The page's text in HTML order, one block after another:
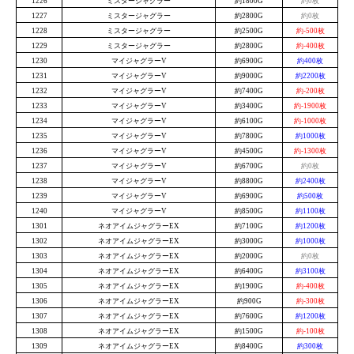
1227
ミスタージャグラー 約2800G
約0枚
1228
ミスタージャグラー 約2500G
約-500枚
1229
ミスタージャグラー 約2800G
約-400枚
1230
マイジャグラーV 約6900G
約400枚
1231
マイジャグラーV 約9000G
約2200枚
1232
マイジャグラーV 約7400G
約-200枚
1233
マイジャグラーV 約3400G
約-1900枚
1234
マイジャグラーV 約6100G
約-1000枚
1235
マイジャグラーV 約7800G
約1000枚
1236
マイジャグラーV 約4500G
約-1300枚
1237
マイジャグラーV 約6700G
約0枚
1238
マイジャグラーV 約8800G
約2400枚
1239
マイジャグラーV 約6900G
約500枚
1240
マイジャグラーV 約8500G
約1100枚
1301
ネオアイムジャグラーEX 約7100G
約1200枚
1302
ネオアイムジャグラーEX 約3000G
約1000枚
1303
ネオアイムジャグラーEX 約2000G
約0枚
1304
ネオアイムジャグラーEX 約6400G
約3100枚
1305
ネオアイムジャグラーEX 約1900G
約-400枚
1306
ネオアイムジャグラーEX 約900G
約-300枚
1307
ネオアイムジャグラーEX 約7600G
約1200枚
1308
ネオアイムジャグラーEX 約1500G
約-100枚
1309
ネオアイムジャグラーEX 約8400G 約300枚